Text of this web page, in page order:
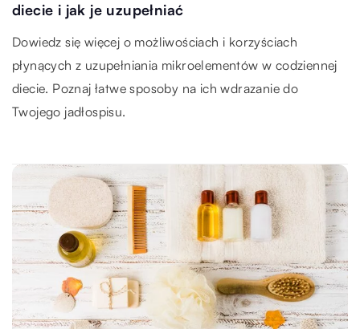
diecie i jak je uzupełniać
Dowiedz się więcej o możliwościach i korzyściach
płynących z uzupełniania mikroelementów w codziennej
diecie. Poznaj łatwe sposoby na ich wdrazanie do
Twojego jadłospisu.